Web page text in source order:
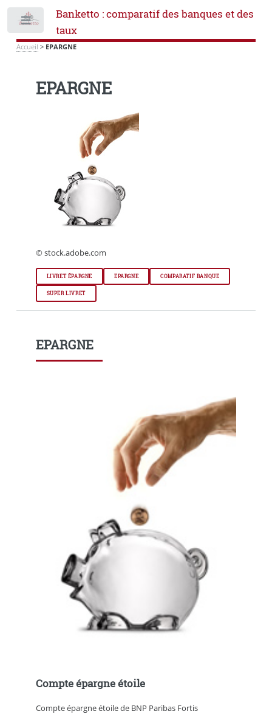
Banketto : comparatif des banques et des
taux
Accueil > EPARGNE
EPARGNE
© stock.adobe.com
LIVRET ÉPARGNE EPARGNE COMPARATIF BANQUE
SUPER LIVRET
EPARGNE
Compte épargne étoile
Compte épargne étoile de BNP Paribas Fortis